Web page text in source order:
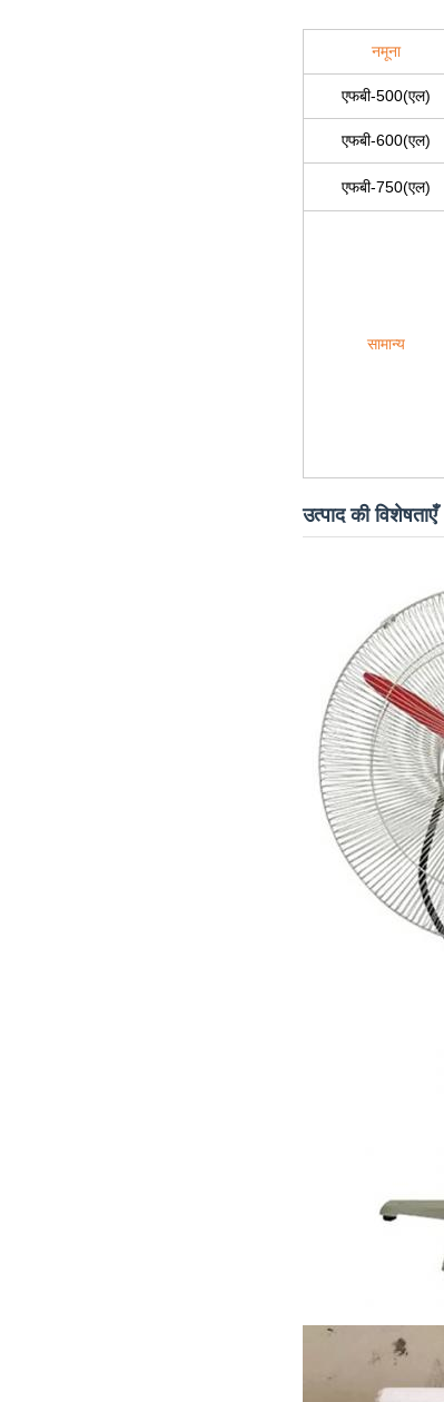
नमूना
एफबी-500(एल)
एफबी-600(एल)
एफबी-750(एल)
सामान्य
उत्पाद की विशेषताएँ